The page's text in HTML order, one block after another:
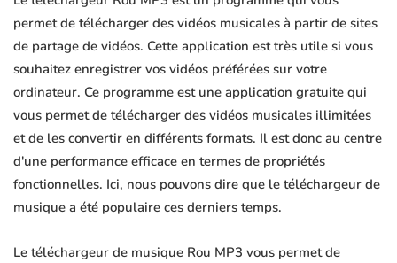
permet de télécharger des vidéos musicales à partir de sites
de partage de vidéos. Cette application est très utile si vous
souhaitez enregistrer vos vidéos préférées sur votre
ordinateur. Ce programme est une application gratuite qui
vous permet de télécharger des vidéos musicales illimitées
et de les convertir en différents formats. Il est donc au centre
d'une performance efficace en termes de propriétés
fonctionnelles. Ici, nous pouvons dire que le téléchargeur de
musique a été populaire ces derniers temps.
Le téléchargeur de musique Rou MP3 vous permet de